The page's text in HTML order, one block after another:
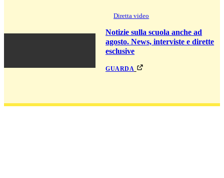
Diretta video
Notizie sulla scuola anche ad
agosto. News, interviste e dirette
esclusive
guarda